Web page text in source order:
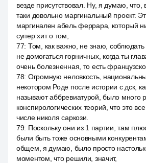
везде присутствовал. Ну, я думаю, что,
таки довольно маргинальный проект.
маргинален абель феррара, который
супер хит о том,
77: Том, как важно, не знаю, соблюдать
не домогаться горничных, когда ты
очень болезненная, то есть
78: Огромную неловкость,
некотором Роде после истории с дск,
называют аббревиатурой, было много
конспирологических теорий, что это
числе николя саркози.
79: Поскольку они из 1 партии, там
были быть тоже основными
общем, я думаю, было просто
моментом, что решили, значит,